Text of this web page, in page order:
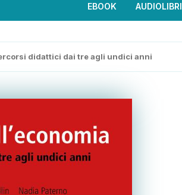
EBOOK AUDIOLIBRI
didattici dai tre agli undici anni